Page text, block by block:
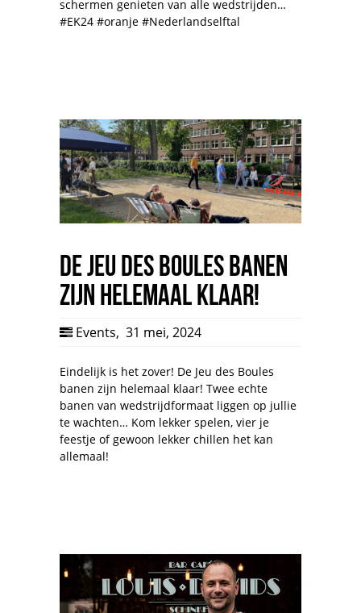
schermen genieten van alle wedstrijden…
#EK24 #oranje #Nederlandselftal
De Jeu des Boules banen
zijn helemaal klaar!
Events, 31 mei, 2024
Eindelijk is het zover! De Jeu des Boules
banen zijn helemaal klaar! Twee echte
banen van wedstrijdformaat liggen op jullie
te wachten… Kom lekker spelen, vier je
feestje of gewoon lekker chillen het kan
allemaal!